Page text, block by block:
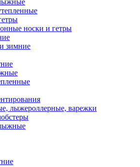
носки и гетры
зимние
лыжероллерные, варежки